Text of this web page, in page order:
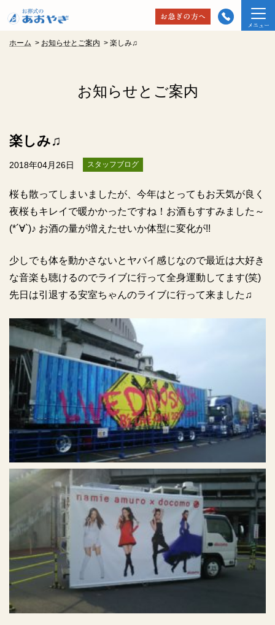
ホーム > お知らせとご案内 > 楽しみ♫
お知らせとご案内
楽しみ♫
2018年04月26日 スタッフブログ
桜も散ってしまいましたが、今年はとってもお天気が良く
夜桜もキレイで暖かかったですね！お酒もすすみました～
(*´∀`)♪ お酒の量が増えたせいか体型に変化が!!
少しでも体を動かさないとヤバイ感じなので最近は大好き
な音楽も聴けるのでライブに行って全身運動してます(笑)
先日は引退する安室ちゃんのライブに行って来ました♫